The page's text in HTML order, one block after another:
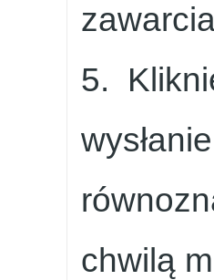
5.
chwilą